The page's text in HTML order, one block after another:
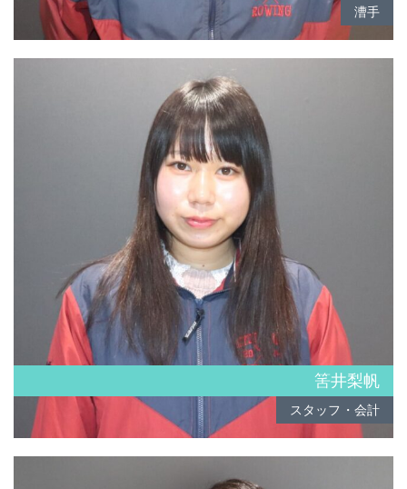
漕手
筈井梨帆
スタッフ・会計